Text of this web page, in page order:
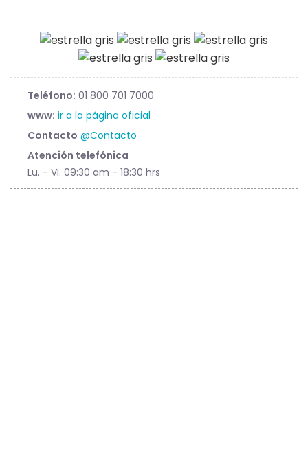
Teléfono: 01 800 701 7000
www: ir a la página oficial
Contacto @Contacto
Atención telefónica
Lu. - Vi. 09:30 am - 18:30 hrs